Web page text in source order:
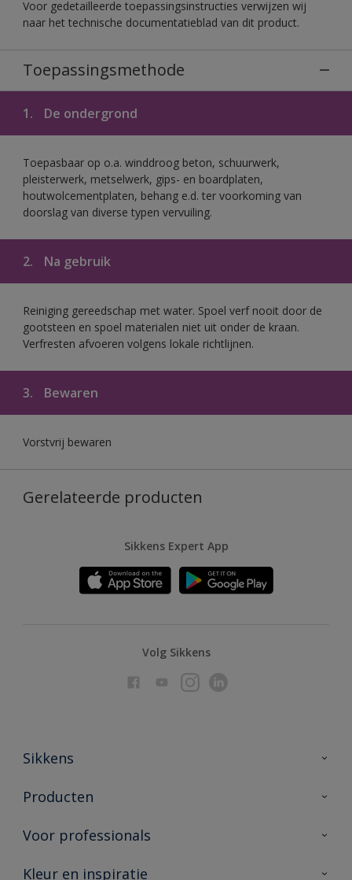
Voor gedetailleerde toepassingsinstructies verwijzen wij
naar het technische documentatieblad van dit product.
Toepassingsmethode
1. De ondergrond
Toepasbaar op o.a. winddroog beton, schuurwerk,
pleisterwerk, metselwerk, gips- en boardplaten,
houtwolcementplaten, behang e.d. ter voorkoming van
doorslag van diverse typen vervuiling.
2. Na gebruik
Reiniging gereedschap met water. Spoel verf nooit door de
gootsteen en spoel materialen niet uit onder de kraan.
Verfresten afvoeren volgens lokale richtlijnen.
3. Bewaren
Vorstvrij bewaren
Gerelateerde producten
Sikkens Expert App
Volg Sikkens
Sikkens
Over Sikkens
Duurzaamheid
Producten
Producten voor binnen
Vind je verkooppunt
Voor professionals
Advies & service
Kleur en inspiratie